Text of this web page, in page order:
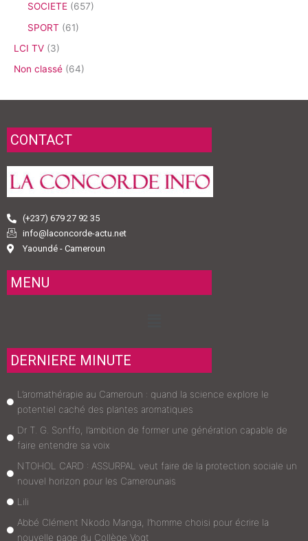
SOCIETE (657)
SPORT (61)
LCI TV (3)
Non classé (64)
CONTACT
(+237) 679 27 92 35
info@laconcorde-actu.net
Yaoundé - Cameroun
MENU
DERNIERE MINUTE
L’aromathérapie au Cameroun : quand la science explore le
potentiel caché des plantes aromatiques
Dr T. G. Sonffo, l’ambition de former une génération capable de
faire entendre sa voix
NTOHOL CARD : ASSURPAL veut faire de la protection sociale un
nouvel horizon pour les Camerounais
Lili
Abbé Clément Nkodo Manga, l’homme choisi pour écrire la
nouvelle page du Collège Vogt